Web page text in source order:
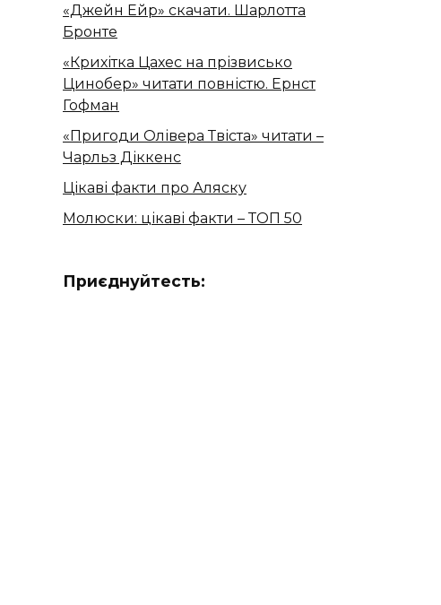
«Джейн Ейр» скачати. Шарлотта
Бронте
«Крихітка Цахес на прізвисько
Цинобер» читати повністю. Ернст
Гофман
«Пригоди Олівера Твіста» читати –
Чарльз Діккенс
Цікаві факти про Аляску
Молюски: цікаві факти – ТОП 50
Приєднуйтесть: